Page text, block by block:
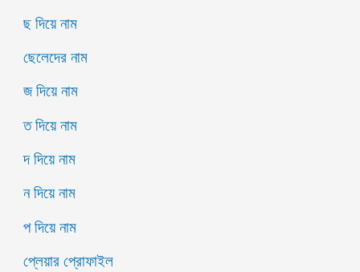
ছ দিয়ে নাম
ছেলেদের নাম
জ দিয়ে নাম
ত দিয়ে নাম
দ দিয়ে নাম
ন দিয়ে নাম
প দিয়ে নাম
প্লেয়ার প্রোফাইল